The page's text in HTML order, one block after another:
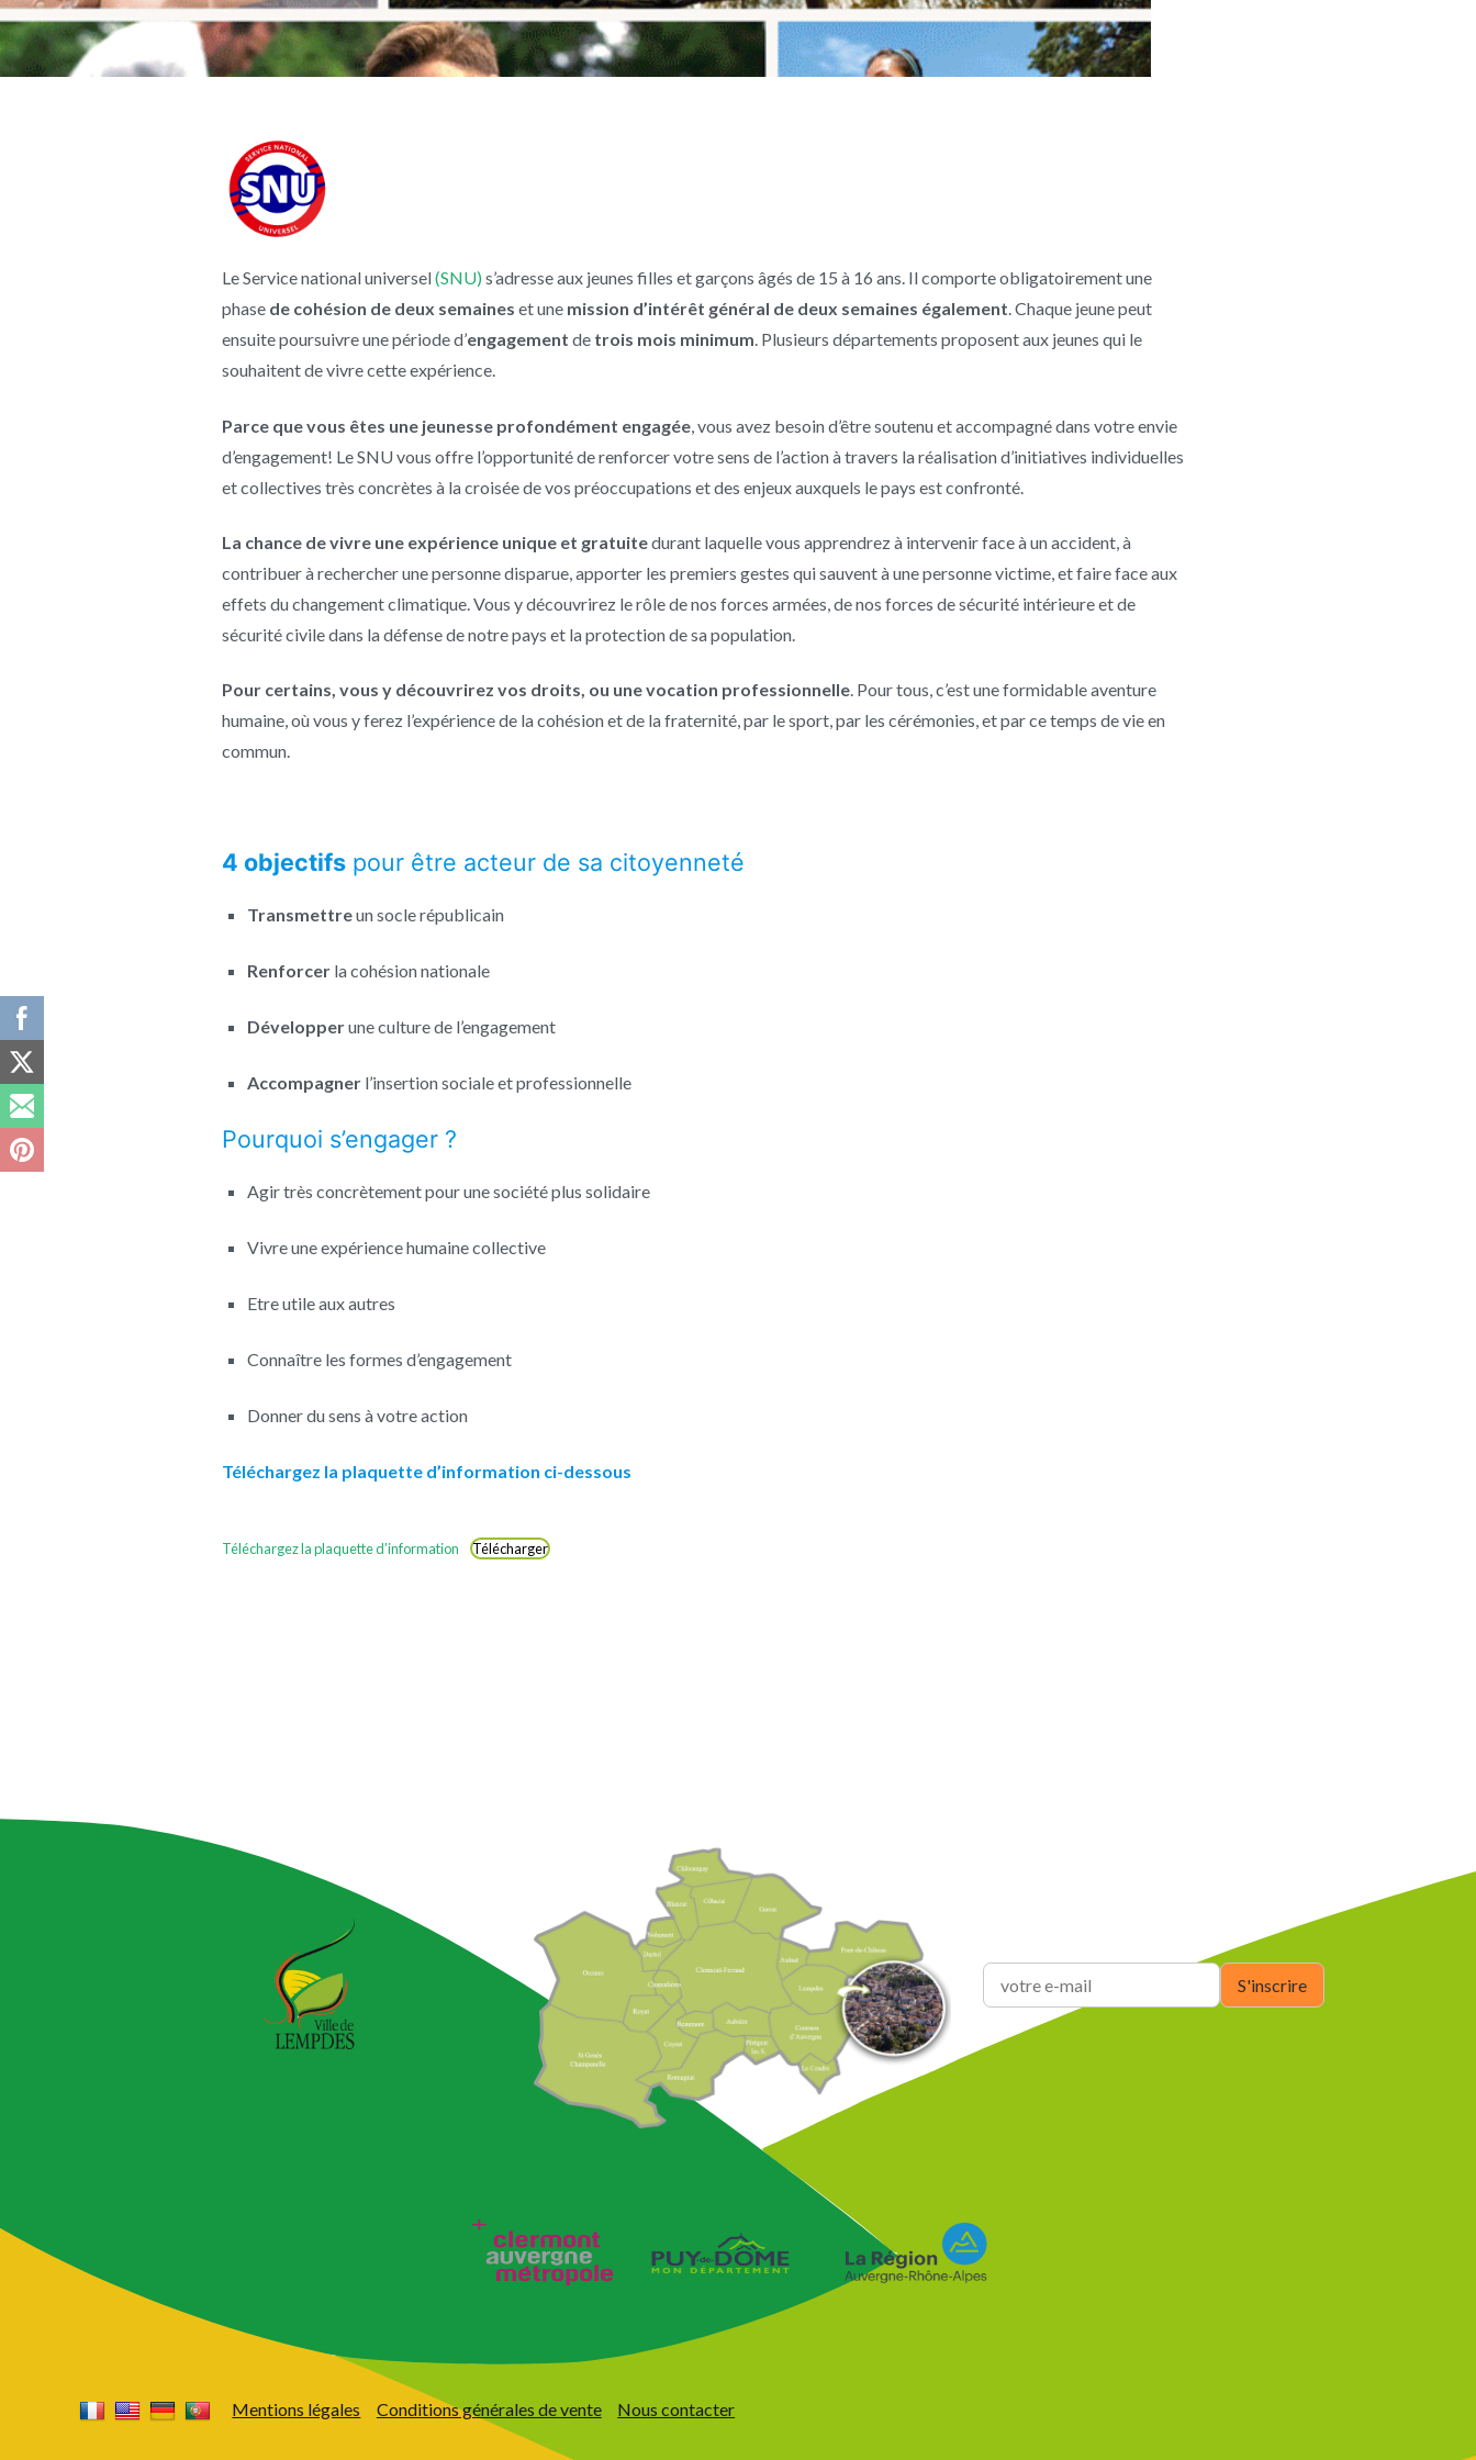
Le Service national universel(SNU)s’adresse aux jeunes filles et garçons âgés de 15 à 16 ans. Il comporte obligatoirement une
phase de cohésion de deux semaines et une mission d’intérêt général de deux semaines également. Chaque jeune peut
ensuite poursuivre une période d’engagement de trois mois minimum. Plusieurs départements proposent aux jeunes qui le
souhaitent de vivre cette expérience.
Parce que vous êtes une jeunesse profondément engagée , vous avez besoin d’être soutenu et accompagné dans votre envie
d’engagement! Le SNU vous offre l’opportunité de renforcer votre sens de l’action à travers la réalisation d’initiatives individuelles
et collectives très concrètes à la croisée de vos préoccupations et des enjeux auxquels le pays est confronté.
La chance de vivre une expérience unique et gratuitedurant laquelle vous apprendrez à intervenir face à un accident, à
contribuer à rechercher une personne disparue, apporter les premiers gestes qui sauvent à une personne victime, et faire face aux
effets du changement climatique. Vous y découvrirez le rôle de nos forces armées, de nos forces de sécurité intérieure et de
sécurité civile dans la défense de notre pays et la protection de sa population.
Pour certains, vous y découvrirez vos droits, ou une vocation professionnelle. Pour tous, c’est une formidable aventure
humaine, où vous y ferez l’expérience de la cohésion et de la fraternité, par le sport, par les cérémonies, et par ce temps de vie en
commun.
4 objectifs pour être acteur de sa citoyenneté
Transmettreun socle républicain
Renforcer la cohésion nationale
Développerune culture de l’engagement
Accompagner l’insertion sociale et professionnelle
Pourquoi s’engager ?
Agir très concrètement pour une société plus solidaire
Vivre une expérience humaine collective
Etre utile aux autres
Connaître les formes d’engagement
Donner du sens à votre action
Téléchargez la plaquette d’information ci-dessous
Téléchargez la plaquette d’information Télécharger
Mentions légales Conditions générales de vente Nous contacter